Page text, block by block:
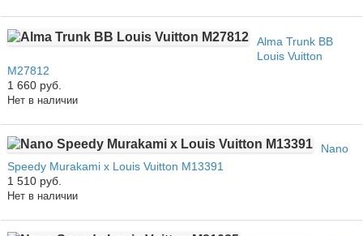
Alma Trunk BB
Louis Vuitton
M27812
1 660 руб.
Нет в наличии
Nano
Speedy Murakami x Louis Vuitton M13391
1 510 руб.
Нет в наличии